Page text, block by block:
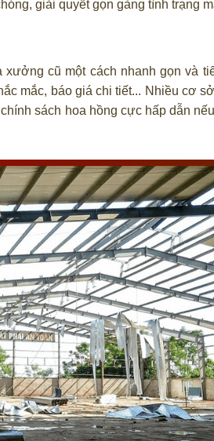
giải quyết gọn gàng tình trạng
cũ một cách nhanh gọn và
mắc, báo giá chi tiết... Nhiều cơ
sách hoa hồng cực hấp dẫn